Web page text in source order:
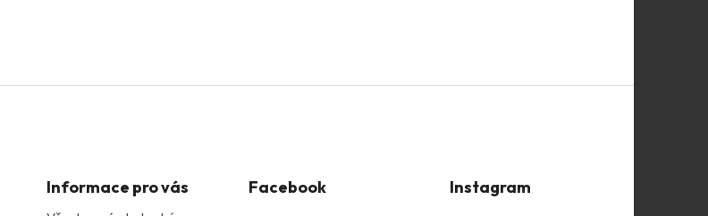
Informace pro vás Facebook Instagram